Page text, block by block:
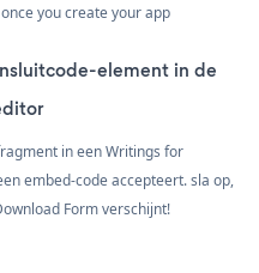
you create your app
element in de
in een Writings for
embed-code accepteert. sla op,
Form verschijnt!